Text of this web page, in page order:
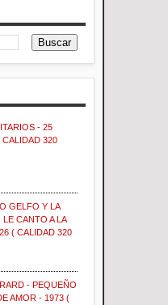
- 25
CALIDAD 320
GELFO Y LA
LE CANTO A LA
( CALIDAD 320
- PEQUEÑO
AMOR - 1973 (